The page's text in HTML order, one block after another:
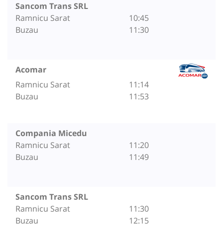
Sancom Trans SRL
Ramnicu Sarat
Buzau
10:45
11:30
Acomar
Ramnicu Sarat
Buzau
11:14
11:53
Compania Micedu
Ramnicu Sarat
Buzau
11:20
11:49
Sancom Trans SRL
Ramnicu Sarat
Buzau
11:30
12:15